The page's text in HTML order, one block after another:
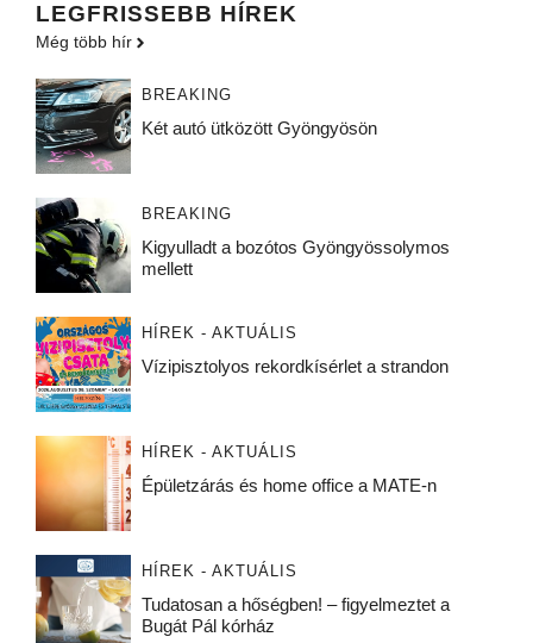
LEGFRISSEBB HÍREK
Még több hír
BREAKING
Két autó ütközött Gyöngyösön
BREAKING
Kigyulladt a bozótos Gyöngyössolymos
mellett
HÍREK - AKTUÁLIS
Vízipisztolyos rekordkísérlet a strandon
HÍREK - AKTUÁLIS
Épületzárás és home office a MATE-n
HÍREK - AKTUÁLIS
Tudatosan a hőségben! – figyelmeztet a
Bugát Pál kórház